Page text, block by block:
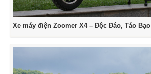
Xe máy điện Zoomer X4 – Độc Đáo, Táo Bạo